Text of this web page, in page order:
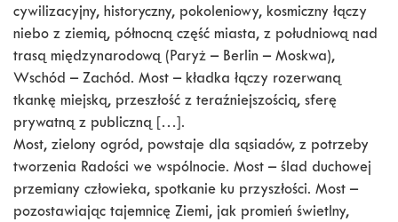
cywilizacyjny, historyczny, pokoleniowy, kosmiczny łączy
niebo z ziemią, północną część miasta, z południową nad
trasą międzynarodową (Paryż – Berlin – Moskwa),
Wschód – Zachód. Most – kładka łączy rozerwaną
tkankę miejską, przeszłość z teraźniejszością, sferę
prywatną z publiczną […].
Most, zielony ogród, powstaje dla sąsiadów, z potrzeby
tworzenia Radości we wspólnocie. Most – ślad duchowej
przemiany człowieka, spotkanie ku przyszłości. Most –
pozostawiając tajemnicę Ziemi, jak promień świetlny,